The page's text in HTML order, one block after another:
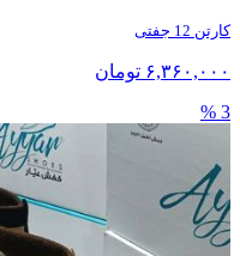
کارتن 12 جفتی
۶,۳۶۰,۰۰۰ تومان
3 %